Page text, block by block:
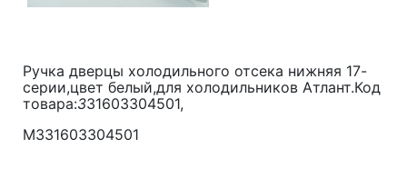
Ручка дверцы холодильного отсека нижняя 17-
серии,цвет белый,для холодильников Атлант.Код
товара:331603304501,
M331603304501